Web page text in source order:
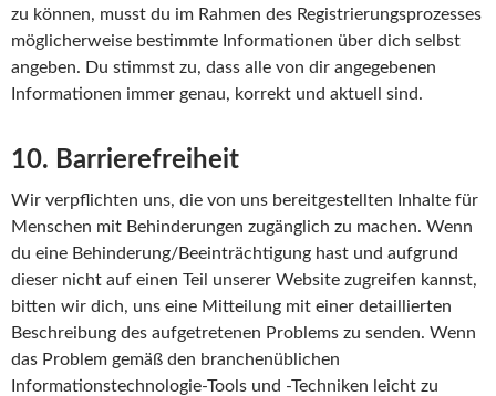
zu können, musst du im Rahmen des Registrierungsprozesses
möglicherweise bestimmte Informationen über dich selbst
angeben. Du stimmst zu, dass alle von dir angegebenen
Informationen immer genau, korrekt und aktuell sind.
10. Barrierefreiheit
Wir verpflichten uns, die von uns bereitgestellten Inhalte für
Menschen mit Behinderungen zugänglich zu machen. Wenn
du eine Behinderung/Beeinträchtigung hast und aufgrund
dieser nicht auf einen Teil unserer Website zugreifen kannst,
bitten wir dich, uns eine Mitteilung mit einer detaillierten
Beschreibung des aufgetretenen Problems zu senden. Wenn
das Problem gemäß den branchenüblichen
Informationstechnologie-Tools und -Techniken leicht zu